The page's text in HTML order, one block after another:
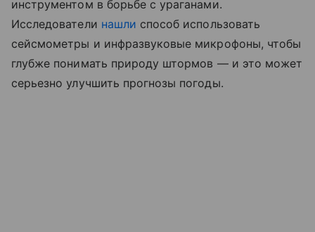
инструментом в борьбе с ураганами.
Исследователи нашли способ использовать
сейсмометры и инфразвуковые микрофоны, чтобы
глубже понимать природу штормов — и это может
серьезно улучшить прогнозы погоды.